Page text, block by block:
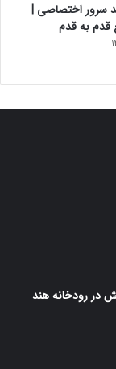
سرور اختصاصی |
قدم به قدم
در رودخانه هند